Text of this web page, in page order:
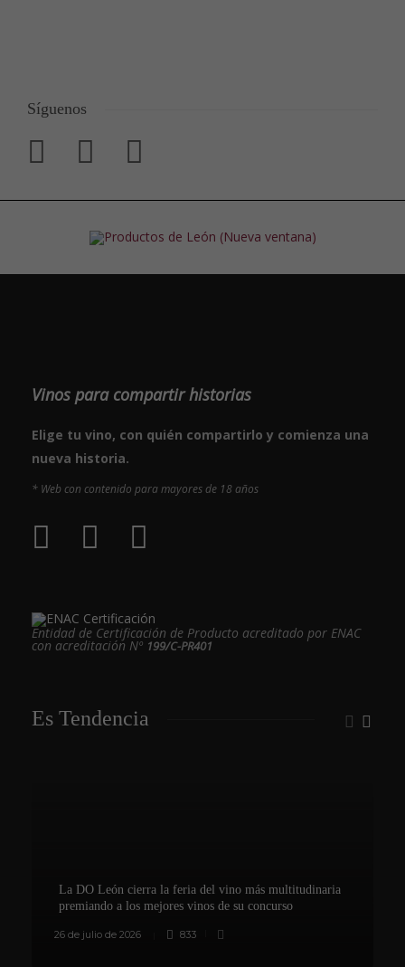
Síguenos
Vinos para compartir historias
Elige tu vino, con quién compartirlo y comienza una
nueva historia.
* Web con contenido para mayores de 18 años
Entidad de Certificación de Producto acreditado por ENAC
con acreditación Nº 199/C-PR401
Es Tendencia
La DO León cierra la feria del vino más multitudinaria
premiando a los mejores vinos de su concurso
26 de julio de 2026 833